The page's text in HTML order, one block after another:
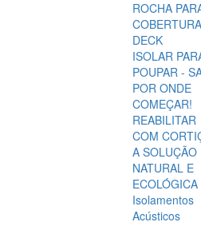
ROCHA
COBERTURA
DECK
ISOLAR
POUPAR -
POR ONDE
COMEÇAR!
REABILITAR
COM
A SOLUÇÃO
NATURAL E
ECOLÓGICA
Isolamentos
Acústicos